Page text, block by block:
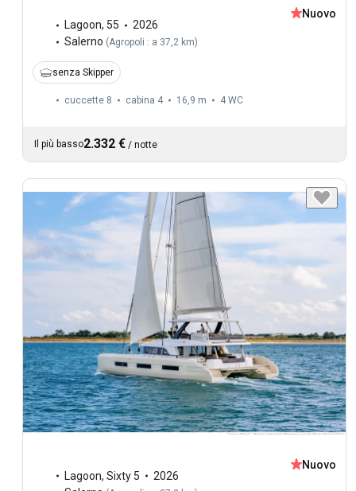
Lagoon, 55
2026
Salerno (Agropoli : a 37,2 km)
Nuovo
senza Skipper
cuccette 8 cabina 4 16,9 m 4 WC
Il più basso2.332 € / notte
Lagoon, Sixty 5
2026
Nuovo